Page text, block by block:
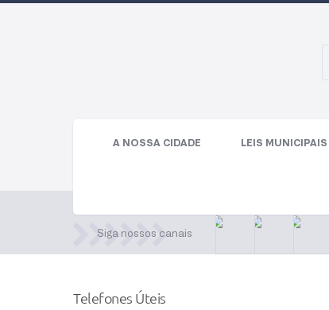
A NOSSA CIDADE LEIS MUNICIPAIS
Siga nossos canais
Telefones Úteis